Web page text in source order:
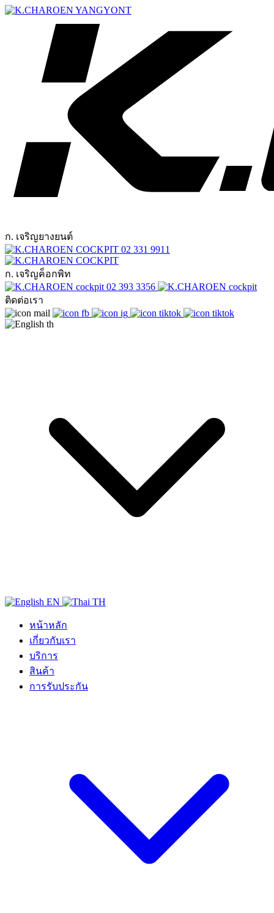
ก. เจริญยางยนต์
02 331 9911
ก. เจริญค็อกพิท
02 393 3356
ติดต่อเรา
th
EN TH
หน้าหลัก
เกี่ยวกับเรา
บริการ
สินค้า
การรับประกัน